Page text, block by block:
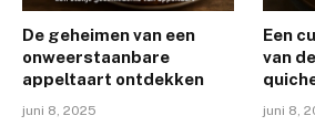
De geheimen van een
onweerstaanbare
appeltaart ontdekken
juni 8, 2025
Een
van
juni 8,